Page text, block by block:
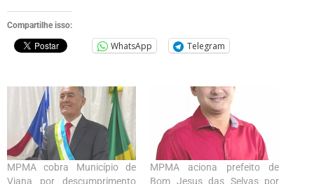
Compartilhe isso:
WhatsApp Telegram
MPMA cobra Município de
Viana por descumprimento
MPMA aciona prefeito de
Bom Jesus das Selvas por